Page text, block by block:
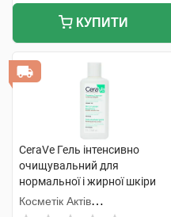
КУПИТИ
CeraVe Гель інтенсивно
очищувальний для
нормальної і жирної шкіри
обличчя та тіла 88 мл 1
флакон
Косметік Актів